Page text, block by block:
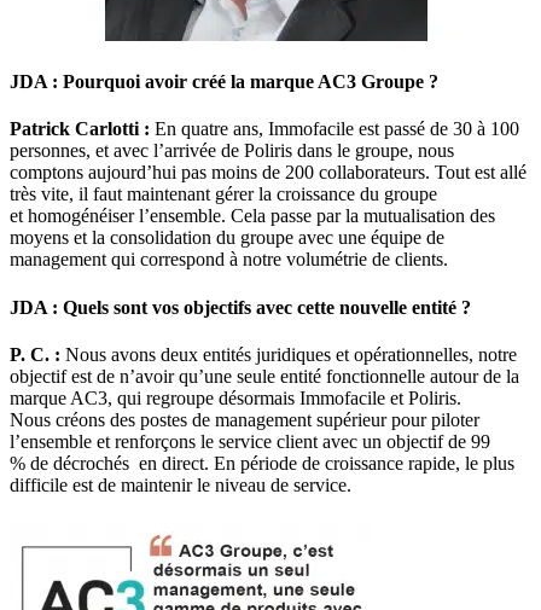
JDA : Pourquoi avoir créé la marque AC3 Groupe ?
Patrick Carlotti : En quatre ans, Immofacile est passé de 30 à 100
personnes, et avec l’arrivée de Poliris dans le groupe, nous
comptons aujourd’hui pas moins de 200 collaborateurs. Tout est allé
très vite, il faut maintenant gérer la croissance du groupe
et homogénéiser l’ensemble. Cela passe par la mutualisation des
moyens et la consolidation du groupe avec une équipe de
management qui correspond à notre volumétrie de clients.
JDA : Quels sont vos objectifs avec cette nouvelle entité ?
P. C. : Nous avons deux entités juridiques et opérationnelles, notre
objectif est de n’avoir qu’une seule entité fonctionnelle autour de la
marque AC3, qui regroupe désormais Immofacile et Poliris.
Nous créons des postes de management supérieur pour piloter
l’ensemble et renforçons le service client avec un objectif de 99
% de décrochés en direct. En période de croissance rapide, le plus
difficile est de maintenir le niveau de service.